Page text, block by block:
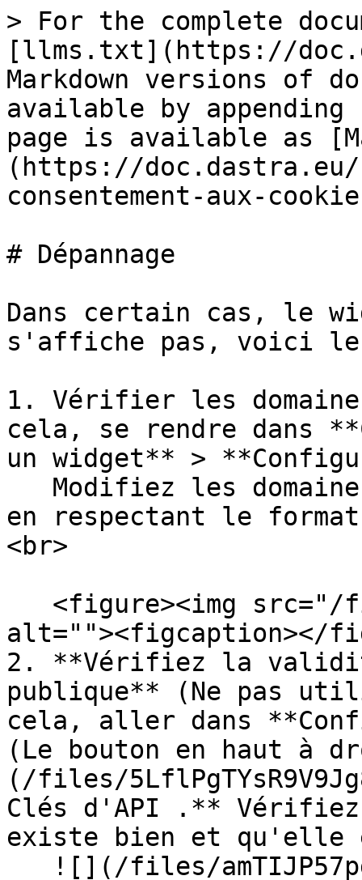
> For the complete
[llms.txt](https://
Markdown versions of
available by
page is available as
(https://
consentement-aux-
# Dépannage
Dans certain cas, le
s'affiche pas, voici
1. Vérifier les
cela, se rendre dans
un widget** >
en respectant le
<br>
alt=""><figcaption></
2. **Vérifiez la
publique** (Ne pas
cela, aller dans
(Le bouton en haut à
(/files/
Clés d'API .**
existe bien et qu'elle